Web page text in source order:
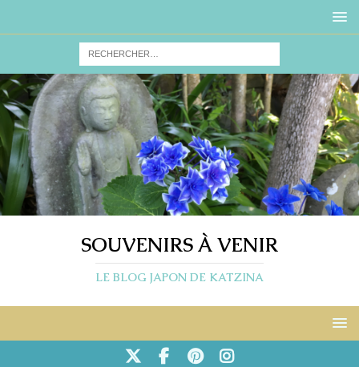
SOUVENIRS À VENIR
LE BLOG JAPON DE KATZINA